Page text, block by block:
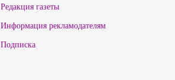
Редакция газеты
Информация рекламодателям
Подписка